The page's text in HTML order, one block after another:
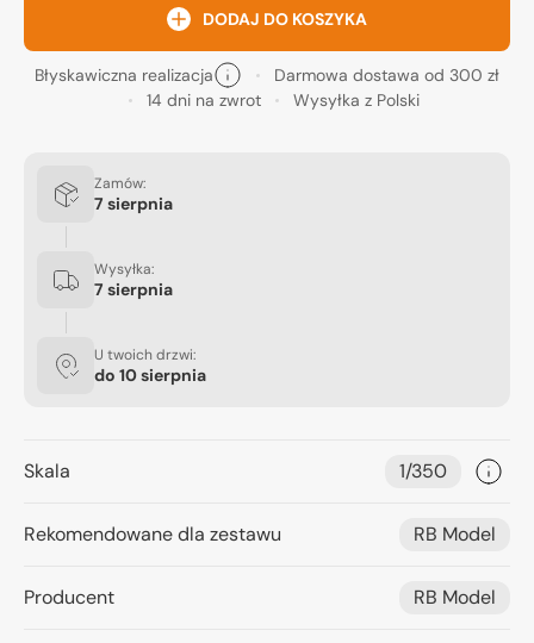
DODAJ DO KOSZYKA
Błyskawiczna realizacja
Darmowa dostawa od 300 zł
14 dni na zwrot
Wysyłka z Polski
Zamów:
7 sierpnia
Wysyłka:
7 sierpnia
U twoich drzwi:
do 10 sierpnia
Skala 1/350
Rekomendowane dla zestawu RB Model
Producent RB Model